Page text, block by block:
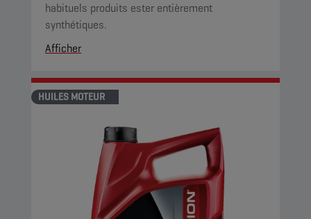
habituels produits ester entièrement
synthétiques.
Afficher
HUILES MOTEUR